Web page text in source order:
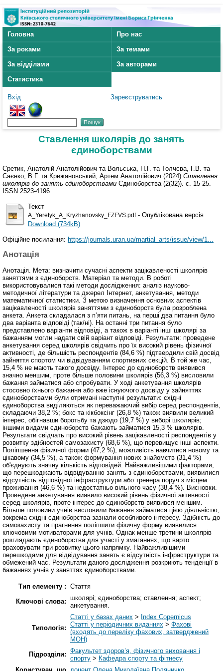
Головна
Про нас
За роками
За темами
За відділами
За авторами
Статистика
Вхід Зареєструватись
Ставлення школярів до занять
єдиноборствами
Єретик, Анатолій Анатолійович та Вольська, Н.Г. та Толчєва, Г.В. та
Саєнко, В.Г. та Крижановський, Артем Анатолійович (2024) Ставлення
школярів до занять єдиноборствами Єдиноборства (2(32)). с. 15-25.
ISSN 2523-4196
Текст
A_Yeretyk_A_Kryzhanovsky_FZFVS.pdf- Опублікована версія
Download (734kB)
Офіційне посилання: https://journals.uran.ua/martial_arts/issue/view/1...
Анотація
Анотація. Мета: визначити сучасні аспекти зацікавленості школярів
заняттями з єдиноборств. Матеріал та методи. В роботі
використовувалися такі методи дослідження: аналіз науково-
методичної літератури та джерел Інтернет, анкетування, методи
математичної статистики. З метою визначення основних аспектів
зацікавленості школярів заняттями з єдиноборств була розроблена
анкета. Анкета складалася з п’яти питань, на перші два питання було
два варіанта відповіді (так/ні). На останні три питання було
представлено варіанти відповіді, а також в варіанті інші школярі за
бажанням могли надати свій варіант відповіді. Результати: проведене
анкетування серед школярів свідчить про їх високий рівень фізичної
активності, де більшість респондентів (84,6 %) підтвердили свій досвід
зайняття спортом чи відвідуванням спортивних секцій. В той же час,
15,4 % не мають такого досвіду. Інтерес до єдиноборств виявився
значно меншим, проте більше половини школярів (56,3 %) висловили
бажання займатися або спробувати. У ході анкетування школярів
стосовно їхнього бажання або вже існуючого досвіду у зайняттях
єдиноборствами були отримані наступні результати: східні
єдиноборства виділяються як переважаючий вибір серед респондентів,
складаючи 38,2 %; бокс та кікбоксінг (26,8 %) також виявили великий
інтерес, обігнавши боротьбу та дзюдо (19,7 %) у виборі школярів;
іншими видами єдиноборств бажають займатися 15,3 % школярів.
Результати свідчать про високий рівень зацікавленості респондентів у
розвитку здібностей самозахисту (68,6 %), що перевищує інші аспекти.
Поліпшення фізичної форми (47,2 %), можливість навчитися новому та
цікавому (34,5 %), а також формування нових знайомств (31,4 %)
об'єднують значну кількість відповідей. Найважливішими факторами,
що перешкоджають відвідуванню занять з єдиноборствами, виявилися
відсутність відповідної інфраструктури або тренера поруч з місцем
проживання (46,6 %) та недостатньо вільного часу (38,4 %). Висновки.
Проведене анкетування виявило високий рівень фізичної активності
серед школярів, проте інтерес до єдиноборств виявився меншим.
Більше половини учнів висловили бажання займатися цією діяльністю,
зокрема східні єдиноборства зазнали особливого інтересу. Здібність до
самозахисту та прагнення поліпшити фізичну форму виявилися
ключовими мотиваторами для учнів. Однак менше третини школярів
розглядають єдиноборства для участі у змаганнях, що варто
враховувати при розвитку цього напрямку. Найважливішими
перешкодами для відвідування занять є відсутність інфраструктури та
обмежений час. Результати даного дослідження розкриють тенденції в
бажаннях учнів у заняттях єдиноборствами.
Тип елементу : Стаття
Ключові слова: школярі; єдиноборства; ставлення; аспект;
анкетування.
Типологія:
Статті у базах даних > Index Copernicus
Статті у періодичних виданнях > Фахові
(входять до переліку фахових, затверджений
МОН)
Підрозділи: Факультет здоров’я, фізичного виховання і
спорту > Кафедра спорту та фітнесу